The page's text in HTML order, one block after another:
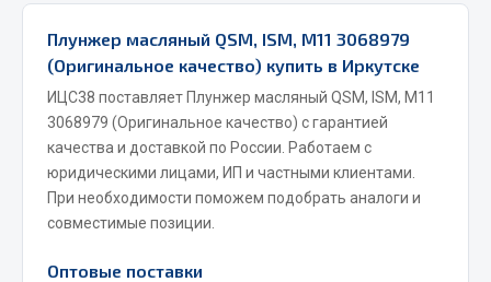
Инструмент
Автомобильный инструмент
Измерительный инструмент
Крепежный инструмент
Режущий инструмент
Силовое оборудование
Плунжер масляный QSM, ISM, M11 3068979
(Оригинальное качество) купить в Иркутске
ИЦС38 поставляет Плунжер масляный QSM, ISM, M11
3068979 (Оригинальное качество) с гарантией
качества и доставкой по России. Работаем с
юридическими лицами, ИП и частными клиентами.
При необходимости поможем подобрать аналоги и
совместимые позиции.
Оптовые поставки